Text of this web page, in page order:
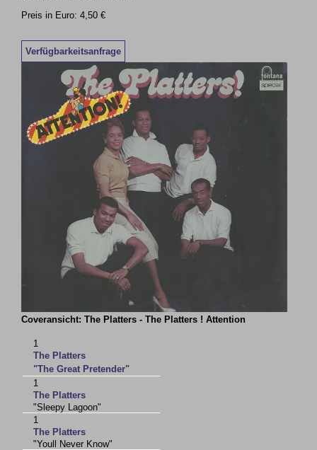
Preis in Euro: 4,50 €
Verfügbarkeitsanfrage
Coveransicht: The Platters - The Platters ! Attention
1
The Platters
"The Great Pretender"
1
The Platters
"Sleepy Lagoon"
1
The Platters
"Youll Never Know"